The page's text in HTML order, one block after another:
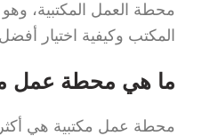
محطة العمل المكتبية،
المكتب وكيفية اختيار
ما هي محطة عمل
محطة عمل مكتبية هي